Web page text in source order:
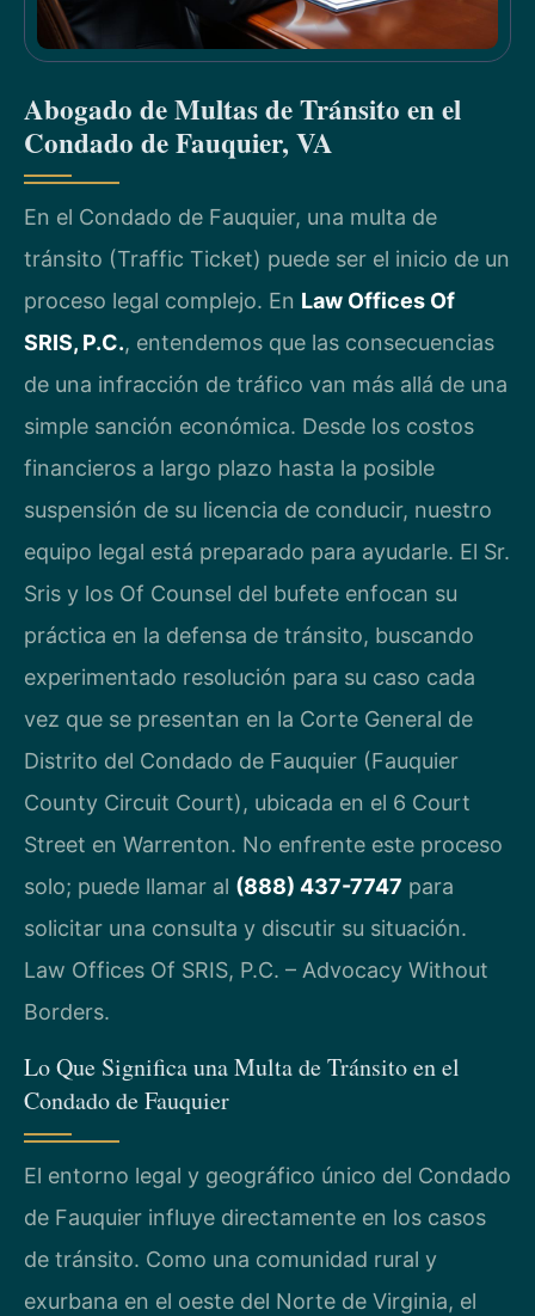
Abogado de Multas de Tránsito en el
Condado de Fauquier, VA
En el Condado de Fauquier, una multa de
tránsito (Traffic Ticket) puede ser el inicio de un
proceso legal complejo. En Law Offices Of
SRIS, P.C., entendemos que las consecuencias
de una infracción de tráfico van más allá de una
simple sanción económica. Desde los costos
financieros a largo plazo hasta la posible
suspensión de su licencia de conducir, nuestro
equipo legal está preparado para ayudarle. El Sr.
Sris y los Of Counsel del bufete enfocan su
práctica en la defensa de tránsito, buscando
experimentado resolución para su caso cada
vez que se presentan en la Corte General de
Distrito del Condado de Fauquier (Fauquier
County Circuit Court), ubicada en el 6 Court
Street en Warrenton. No enfrente este proceso
solo; puede llamar al (888) 437-7747 para
solicitar una consulta y discutir su situación.
Law Offices Of SRIS, P.C. – Advocacy Without
Borders.
Lo Que Significa una Multa de Tránsito en el
Condado de Fauquier
El entorno legal y geográfico único del Condado
de Fauquier influye directamente en los casos
de tránsito. Como una comunidad rural y
exurbana en el oeste del Norte de Virginia, el